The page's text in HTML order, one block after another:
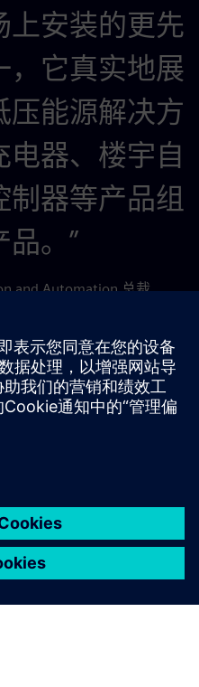
上安装的更先
，它真实地展
压能源解决方
器、楼宇自
制器等产品组
。”
and Automation 总裁,